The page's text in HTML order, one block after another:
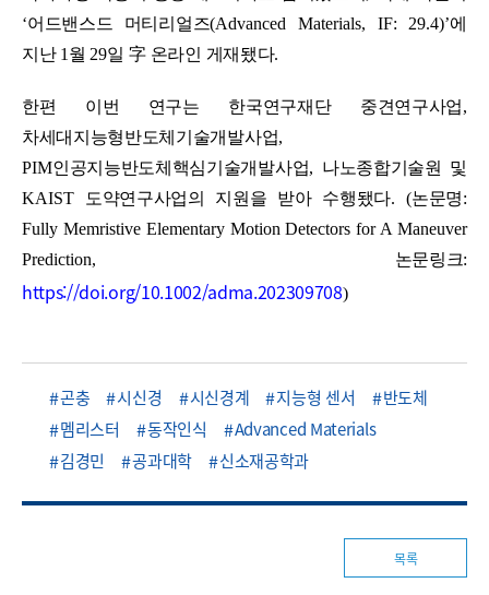
‘어드밴스드 머티리얼즈(Advanced Materials, IF: 29.4)’에
지난 1월29일 字 온라인 게재됐다.
한편 이번 연구는 한국연구재단 중견연구사업,
차세대지능형반도체기술개발사업,
PIM인공지능반도체핵심기술개발사업, 나노종합기술원 및
KAIST 도약연구사업의 지원을 받아 수행됐다. (논문명:
Fully Memristive Elementary Motion Detectors for A Maneuver
Prediction, 논문링크:
https://doi.org/10.1002/adma.202309708)
곤충 시신경 시신경계 지능형 센서
반도체
멤리스터
동작인식
Advanced Materials
김경민
공과대학 신소재공학과
목록